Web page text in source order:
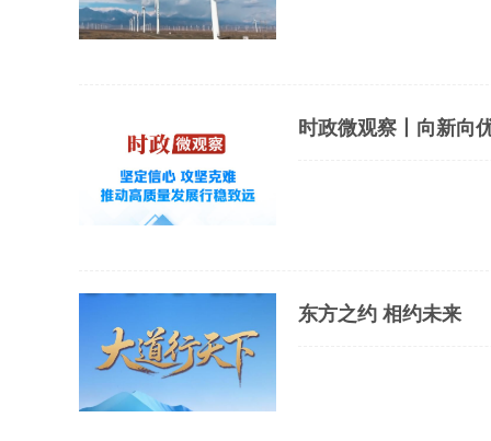
时政微观察丨向新向
东方之约 相约未来